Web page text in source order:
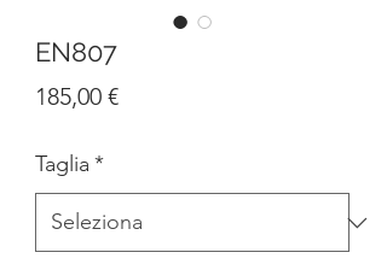
EN807
185,00 €Prezzo
Taglia *